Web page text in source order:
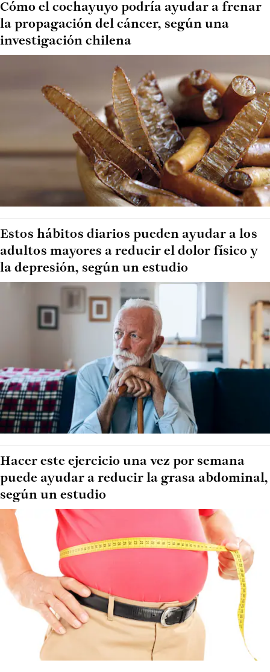
Cómo el cochayuyo podría ayudar a frenar
la propagación del cáncer, según una
investigación chilena
Estos hábitos diarios pueden ayudar a los
adultos mayores a reducir el dolor físico y
la depresión, según un estudio
Hacer este ejercicio una vez por semana
puede ayudar a reducir la grasa abdominal,
según un estudio